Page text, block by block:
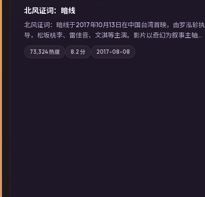
北风证词：暗线
北风证词：暗线于2017年10月13日在中国台湾首映，由罗泓轸执
导，松坂桃李、雷佳音、文淇等主演。影片以奇幻为叙事主轴，
旧案重提，真相与谎言在同一条时间线上交锋；摄影与配乐强化
地域气质；站内亦可通过「国产免费观看高清电视剧在线看」延
73,324热度 8.2 分 2017-08-08